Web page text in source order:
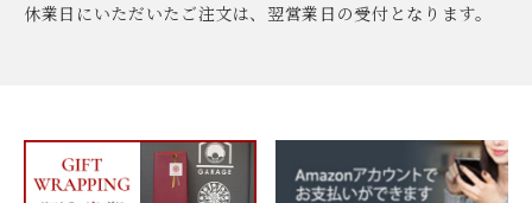
休業日にいただいたご注文は、翌営業日の受付となります。